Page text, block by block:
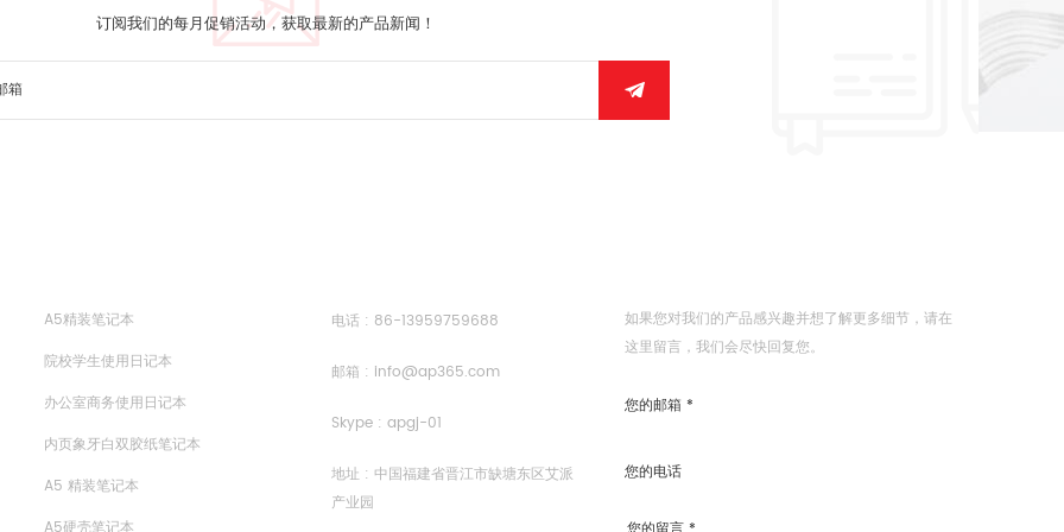
订阅我们的每月促销活动，获取最新的产品新闻！
A5精装笔记本
院校学生使用日记本
办公室商务使用日记本
内页象牙白双胶纸笔记本
A5 精装笔记本
A5硬壳笔记本
电话 : 86-13959759688
邮箱 : info@ap365.com
Skype :apgj-01
地址 : 中国福建省晋江市缺塘东区艾派
产业园
如果您对我们的产品感兴趣并想了解更多细节，请在
这里留言，我们会尽快回复您。